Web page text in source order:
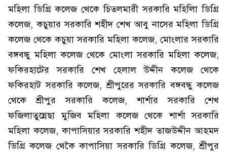
মহিলা ডিগ্রি কলেজ থেকে চিতলমারী সরকারি মহিলিা ডিগ্রি
কলেজ, কচুয়ার সরকারি শহীদ শেখ আবু নাসের মহিলা ডিগ্রি
কলেজ থেকে কচুয়া সরকারি মহিলা কলেজ, মোংলার সরকারি
বঙ্গবন্ধু মহিলা কলেজ থেকে মোংলা সরকারি মহিলা কলেজ,
ফকিরহাটের সরকারি শেখ হেলাল উদ্দীন কলেজ থেকে
ফকিরহাট সরকারি কলেজ, শ্রীপুরের সরকারি বঙ্গবন্ধু কলেজ
থেকে শ্রীপুর সরকারি কলেজ, শার্শার সরকারি শেখ
ফজিলাতুন্নেছা মুজিব মহিলা কলেজ থেকে শার্শা সরকারি
মহিলা কলেজ, কাপাসিয়ার সরকারি শহীদ তাজউদ্দীন আহমদ
ডিগ্রি কলেজ থেকৈ কাপাসিয়া সরকারি ডিগ্রি কলেজ, শ্রীপুর